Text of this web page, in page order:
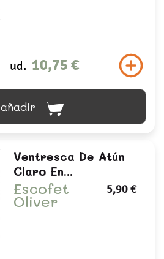
ud. 10,75 €
añadir
Ventresca De Atún
Claro En...
Escofet
Oliver
5,90 €